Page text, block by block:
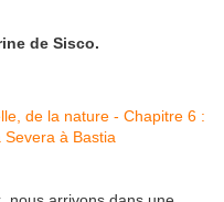
de Sisco.